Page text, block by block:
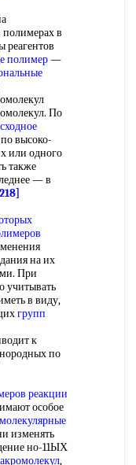
полимерах в
реагентов
полимер—
По
высоко-
или одного
также
— в
на их
При
учитывать
в виду,
групп
к
по
реакции
особое
изменять
но-11ЫХ
,